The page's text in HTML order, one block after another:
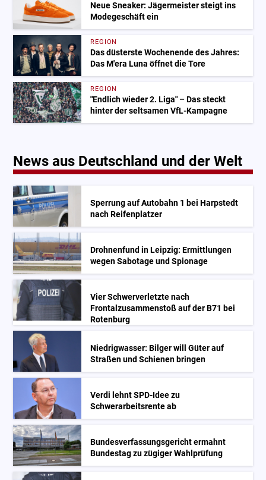
Neue Sneaker: Jägermeister steigt ins
Modegeschäft ein
REGION
Das düsterste Wochenende des Jahres:
Das M'era Luna öffnet die Tore
REGION
"Endlich wieder 2. Liga" – Das steckt
hinter der seltsamen VfL-Kampagne
News aus Deutschland und der Welt
Sperrung auf Autobahn 1 bei Harpstedt
nach Reifenplatzer
Drohnenfund in Leipzig: Ermittlungen
wegen Sabotage und Spionage
Vier Schwerverletzte nach
Frontalzusammenstoß auf der B71 bei
Rotenburg
Niedrigwasser: Bilger will Güter auf
Straßen und Schienen bringen
Verdi lehnt SPD-Idee zu
Schwerarbeitsrente ab
Bundesverfassungsgericht ermahnt
Bundestag zu zügiger Wahlprüfung